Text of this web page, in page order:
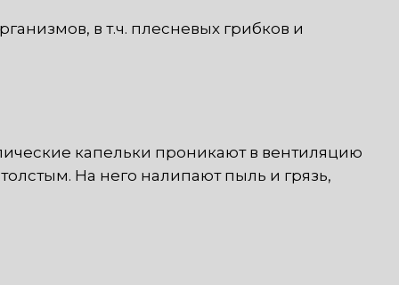
в т.ч. плесневых грибков и
капельки проникают в вентиляцию
На него налипают пыль и грязь,